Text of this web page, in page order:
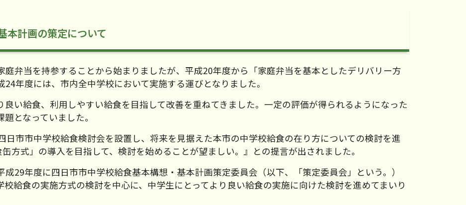
本計画の策定について
弁当を持参することから始まりましたが、平成20年度から「家庭弁当を基本としたデリバリー方
年度には、市内全中学校において実施する運びとなりました。
い給食、利用しやすい給食を目指して改善を重ねてきました。一定の評価が得られるようになった
となっていました。
日市市中学校給食検討会を設置し、将来を見据えた本市の中学校給食の在り方についての検討を進
方式」の導入を目指して、検討を始めることが望ましい。』との提言が出されました。
29年度に四日市市中学校給食基本構想・基本計画策定委員会（以下、「策定委員会」という。）
給食の実施方式の検討を中心に、中学生にとってより良い給食の実施に向けた検討を進めてまいり